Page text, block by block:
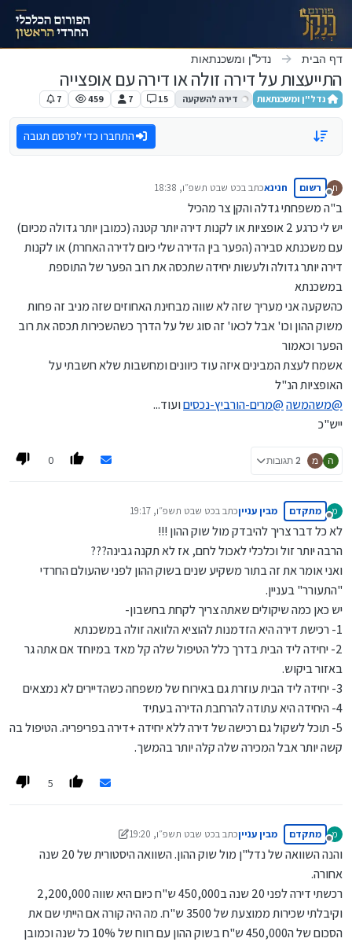
דילוג לתוכן
דף הבית נדל"ן ומשכנתאות
התייעצות על דירה זולה או דירה עם אופצייה
נדל"ן ומשכנתאות דירה להשקעה 15
7
459
7
התחברו כדי לפרסם תגובה
ח
מנותק
רשום חנינאכתב בכט שבט תשפ״ו, 18:38
נערך לאחרונה על ידי
ב"ה משפחתי גדלה והקן צר מהכיל
יש לי כרגע 2 אופציות או לקנות דירה יותר קטנה (כמובן יותר גדולה מכיום)
עם משכנתא סבירה (הפער בין הדירה שלי כיום לדירה האחרת) או לקנות
דירה יותר גדולה ולעשות יחידה שתכסה את רוב הפער של התוספת
במשכנתא
כהשקעה אני מעריך שזה לא שווה מבחינת האחוזים שזה מניב זה פחות
משוק ההון וכו' אבל לכאו' זה סוג של על הדרך כשהשכירות תכסה את רוב
הפער וכאמור
אשמח לעצת המבינים איזה עוד כיוונים ומחשבות שלא חשבתי על
האופציות הנ"ל
@משהמשה@מרים-הורביץ-נכסיםועוד...
ייש"כ
ה מ 2 תגובות 0
מ
מנותק
מתקדם מבין ענייןכתב בכט שבט תשפ״ו, 19:17
נערך לאחרונה על ידי
לא כל דבר צריך להיבדק מול שוק ההון !!!
הרבה יותר זול וכלכלי לאכול לחם, אז לא תקנה גבינה???
ואני אומר את זה בתור משקיע שנים בשוק ההון לפני שהעולם החרדי
"התעורר" בעניין.
יש כאן כמה שיקולים שאתה צריך לקחת בחשבון-
1- רכישת דירה היא הזדמנות להוציא הלוואה זולה במשכנתא
2- יחידה ליד הבית בדרך כלל הטיפול שלה קל מאד במיוחד אם אתה גר
באזור ביקוש.
3- יחידה ליד הבית עוזרת גם באירוח של משפחה כשהדיירים לא נמצאים
4- היחידה היא עתודה להרחבת הדירה בעתיד
5- תוכל לשקול גם רכישה של דירה ללא יחידה +דירה בפריפריה. הטיפול בה
קשה יותר אבל המכירה שלה קלה יותר בהמשך.
5
מ
מנותק
מתקדם מבין ענייןכתב בכט שבט תשפ״ו, 19:20
נערך לאחרונה על ידי מבין עניין
והנה השוואה של נדל"ן מול שוק ההון. השוואה היסטורית של 20 שנה
אחורה.
רכשתי דירה לפני 20 שנה ב450,000 ש"ח כיום היא שווה 2,200,000
וקיבלתי שכירות ממוצעת של 3500 ש"ח. מה היה קורה אם הייתי שם את
הסכום של ה450,000 ש"ח בשוק ההון עם רווח של 10% כל שנה וכמובן